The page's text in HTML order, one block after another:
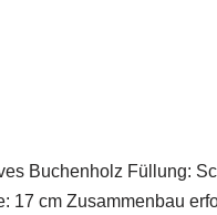
Buchenholz Füllung:
17 cm Zusammenbau